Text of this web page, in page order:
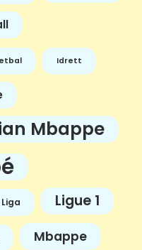
Idrett
Mbappe
Liga Ligue 1
Mbappe